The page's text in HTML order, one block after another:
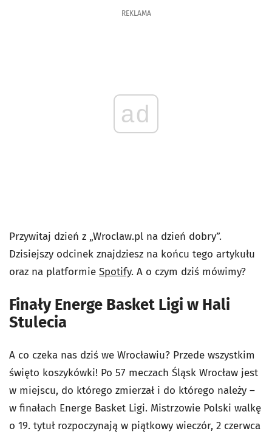
REKLAMA
ad
Przywitaj dzień z „Wroclaw.pl na dzień dobry”.
Dzisiejszy odcinek znajdziesz na końcu tego artykułu
oraz na platformie Spotify. A o czym dziś mówimy?
Finały Energe Basket Ligi w Hali
Stulecia
A co czeka nas dziś we Wrocławiu? Przede wszystkim
święto koszykówki! Po 57 meczach Śląsk Wrocław jest
w miejscu, do którego zmierzał i do którego należy –
w finałach Energe Basket Ligi. Mistrzowie Polski walkę
o 19. tytuł rozpoczynają w piątkowy wieczór, 2 czerwca